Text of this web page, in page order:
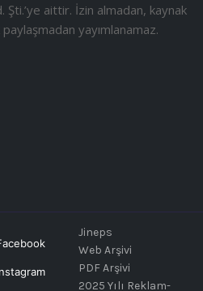
Şti.’ye aittir. İzin almadan, kaynak
yayımlanamaz.
Jineps
Web Arşivi
PDF Arşivi
2025 Yılı Reklam-